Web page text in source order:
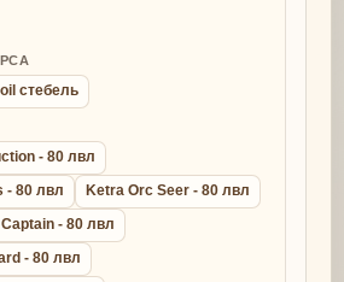
стебель
- 80 лвл
- 80 лвл
Ketra Orc Seer - 80 лвл
- 80 лвл
- 80 лвл